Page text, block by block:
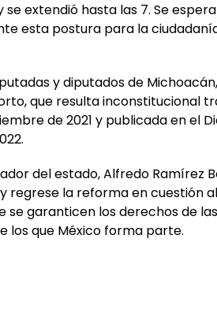
extendió hasta las 7. Se
esta postura para la
y diputados de Michoacán,
que resulta inconstitucional
de 2021 y publicada en el
del estado, Alfredo Ramírez
regrese la reforma en cuestión
garanticen los derechos de
los que México forma parte.